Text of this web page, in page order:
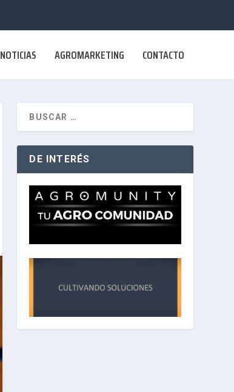
NOTICIAS AGROMARKETING CONTACTO
DE INTERÉS